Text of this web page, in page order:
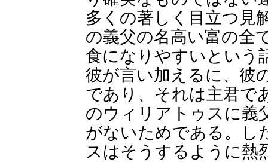
多くの著しく目立つ見
の義父の名高い富の全
食になりやすいという
彼が言い加えるに、彼
であり、それは主君で
のウィリアトゥスに義
がないためである。し
スはそうするように熱